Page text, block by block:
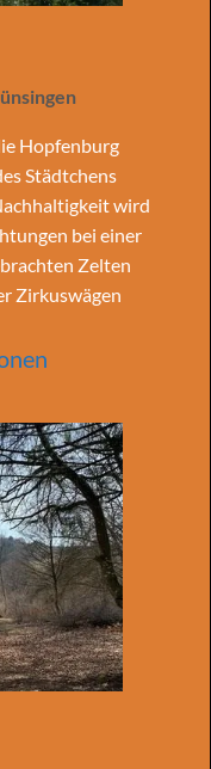
Hopfenburg
Städtchens
wird
bei einer
Zelten
Zirkuswägen